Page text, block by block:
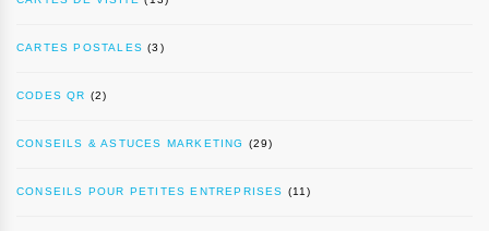
CARTES POSTALES (3)
CODES QR (2)
CONSEILS & ASTUCES MARKETING (29)
CONSEILS POUR PETITES ENTREPRISES (11)